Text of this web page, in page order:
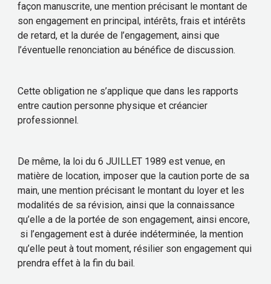
façon manuscrite, une mention précisant le montant de
son engagement en principal, intérêts, frais et intérêts
de retard, et la durée de l’engagement, ainsi que
l’éventuelle renonciation au bénéfice de discussion.
Cette obligation ne s’applique que dans les rapports
entre caution personne physique et créancier
professionnel.
De même, la loi du 6 JUILLET 1989 est venue, en
matière de location, imposer que la caution porte de sa
main, une mention précisant le montant du loyer et les
modalités de sa révision, ainsi que la connaissance
qu’elle a de la portée de son engagement, ainsi encore,
si l’engagement est à durée indéterminée, la mention
qu’elle peut à tout moment, résilier son engagement qui
prendra effet à la fin du bail.